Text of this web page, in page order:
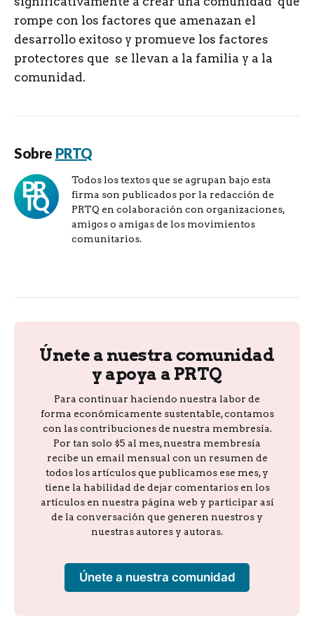
rompe con los factores que amenazan el
desarrollo exitoso y promueve los factores
protectores que se llevan a la familia y a la
comunidad.
Sobre PRTQ
Todos los textos que se agrupan bajo esta
firma son publicados por la redacción de
PRTQ en colaboración con organizaciones,
amigos o amigas de los movimientos
comunitarios.
Únete a nuestra comunidad
y apoya a PRTQ
Para continuar haciendo nuestra labor de
forma económicamente sustentable, contamos
con las contribuciones de nuestra membresía.
Por tan solo $5 al mes, nuestra membresía
recibe un email mensual con un resumen de
todos los artículos que publicamos ese mes, y
tiene la habilidad de dejar comentarios en los
artículos en nuestra página web y participar así
de la conversación que generen nuestros y
nuestras autores y autoras.
Únete a nuestra comunidad